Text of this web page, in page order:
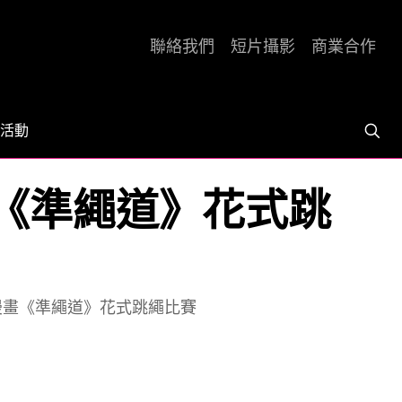
活動
聯絡我們 短片攝影 商業合作
準繩道》花式跳
《準繩道》花式跳繩比賽